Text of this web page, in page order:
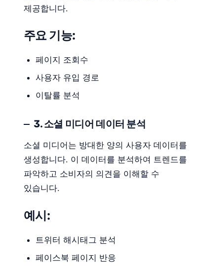
제공합니다.
주요 기능:
페이지 조회수
사용자 유입 경로
이탈률 분석
3. 소셜 미디어 데이터 분석
소셜 미디어는 방대한 양의 사용자 데이터를
생성합니다. 이 데이터를 분석하여 트렌드를
파악하고 소비자의 의견을 이해할 수
있습니다.
예시:
트위터 해시태그 분석
페이스북 페이지 반응